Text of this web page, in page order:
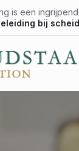
is een
bij